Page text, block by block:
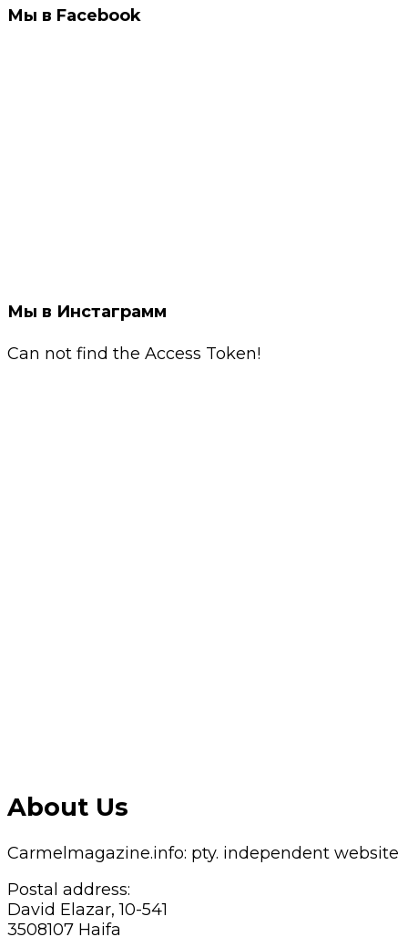
Мы в Facebook
Мы в Инстаграмм
Can not find the Access Token!
About Us
Carmelmagazine.info: pty. independent website
Postal address:
David Elazar, 10-541
3508107 Haifa